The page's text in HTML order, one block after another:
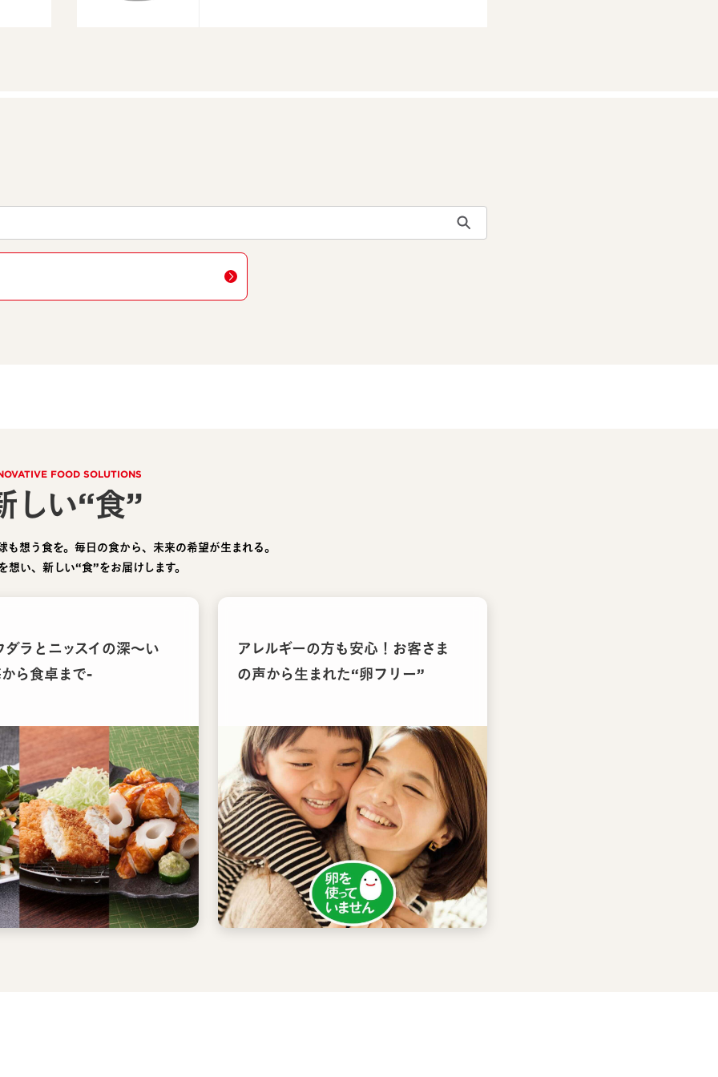
FOOD SOLUTIONS
しい“食”
も想う食を。毎日の食から、未来の希望が生まれる。
想い、新しい“食”をお届けします。
ダラとニッスイの深〜い
ら食卓まで-
アレルギーの方も安心！お客さま
の声から生まれた“卵フリー”